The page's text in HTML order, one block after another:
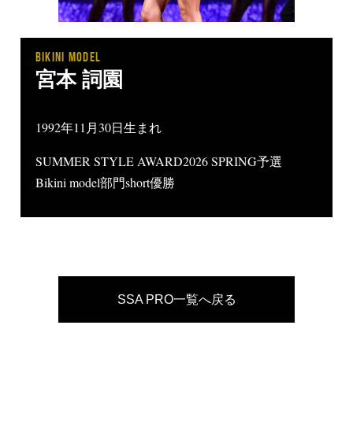
BIKINI MODEL
宮本 詞園
1992年11月30日生まれ
SUMMER STYLE AWARD2026 SPRING予選
Bikini model部門short優勝
SSA PRO一覧へ戻る